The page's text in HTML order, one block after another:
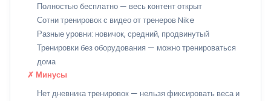
Полностью бесплатно — весь контент открыт
Сотни тренировок с видео от тренеров Nike
Разные уровни: новичок, средний, продвинутый
Тренировки без оборудования — можно тренироваться
дома
✗ Минусы
Нет дневника тренировок — нельзя фиксировать веса и